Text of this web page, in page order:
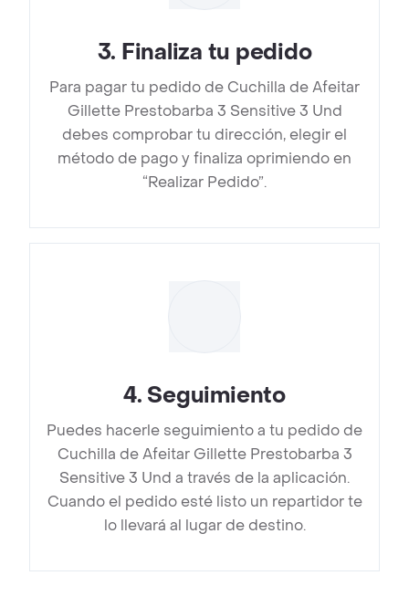
3. Finaliza tu pedido
Para pagar tu pedido de Cuchilla de Afeitar
Gillette Prestobarba 3 Sensitive 3 Und
debes comprobar tu dirección, elegir el
método de pago y finaliza oprimiendo en
“Realizar Pedido”.
4. Seguimiento
Puedes hacerle seguimiento a tu pedido de
Cuchilla de Afeitar Gillette Prestobarba 3
Sensitive 3 Und a través de la aplicación.
Cuando el pedido esté listo un repartidor te
lo llevará al lugar de destino.